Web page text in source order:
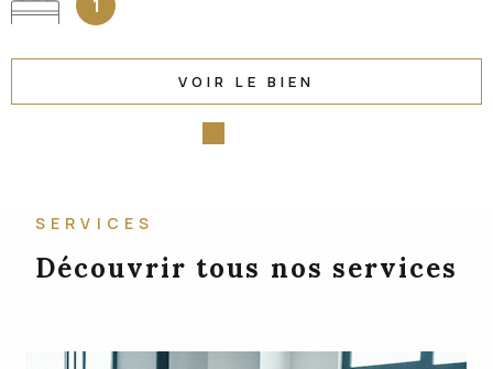
VOIR LE BIEN
SERVICES
Découvrir tous nos services